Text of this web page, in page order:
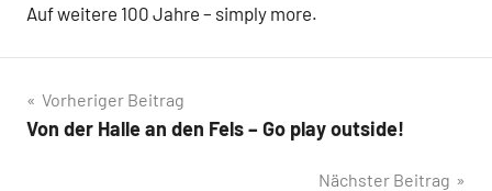
Auf weitere 100 Jahre – simply more.
Beitragsnavigation
Vorheriger Beitrag
Von der Halle an den Fels – Go play outside!
Nächster Beitrag